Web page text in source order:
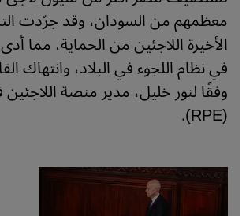
معظمهم من السودان، وقد جرّدت
الأخيرة اللاجئين من الحماية، مما
في نظام اللجوء في البلاد، وانتهاك
وفقًا لنور خليل، مدير منصة
(RPE).